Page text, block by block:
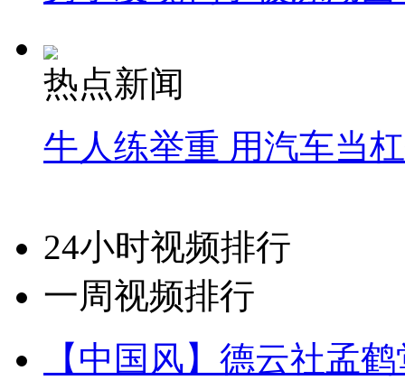
热点新闻
牛人练举重 用汽车当
24小时视频排行
一周视频排行
【中国风】德云社孟